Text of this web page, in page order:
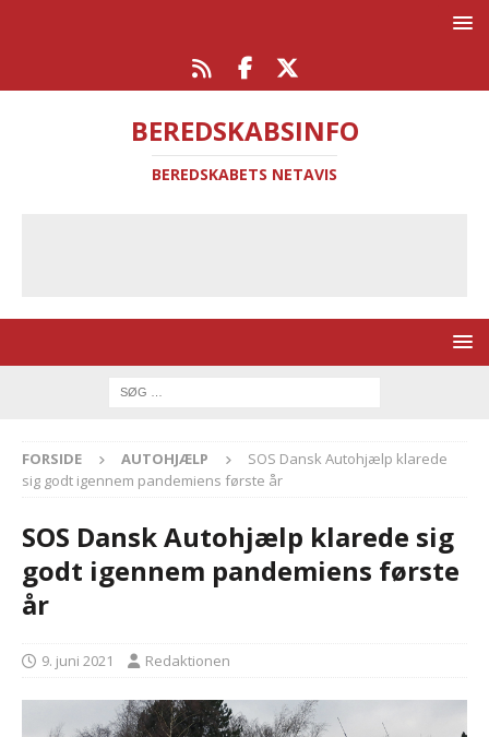
BEREDSKABSINFO
BEREDSKABETS NETAVIS
FORSIDE AUTOHJÆLP
SOS Dansk Autohjælp klarede
sig godt igennem pandemiens første år
SOS Dansk Autohjælp klarede sig
godt igennem pandemiens første
år
9. juni 2021 Redaktionen